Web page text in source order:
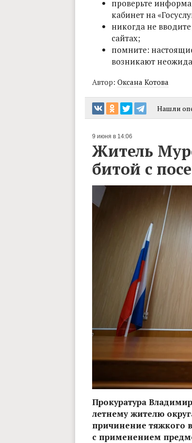
проверьте
кабинет на
никогда не
сайтах;
помните:
возникают
Автор: Оксана Котова
Нашли
9 июня в 14:06
Житель
битой с
Прокуратура
летнему жителю
причинение тяжкого
с применением